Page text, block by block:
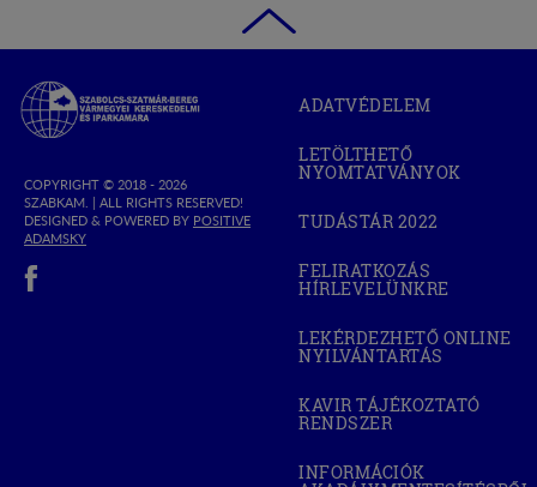
Szabolcs-
Szatmár-
Bereg
Kereskedelmi
és
Iparkamara
COPYRIGHT © 2018 - 2026
SZABKAM. | ALL RIGHTS RESERVED!
DESIGNED & POWERED BY POSITIVE
ADAMSKY(OPEN
ADATVÉDELEM
LETÖLTHETŐ
NYOMTATVÁNYOK
TUDÁSTÁR 2022
WINDOW)
FELIRATKOZÁS
HÍRLEVELÜNKRE
LEKÉRDEZHETŐ ONLINE
NYILVÁNTARTÁS
NEW
WINDOW)
KAVIR TÁJÉKOZTATÓ
RENDSZER(OPEN
NEW
INFORMÁCIÓK